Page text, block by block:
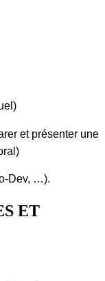
et présenter une
Dev, …).
ET